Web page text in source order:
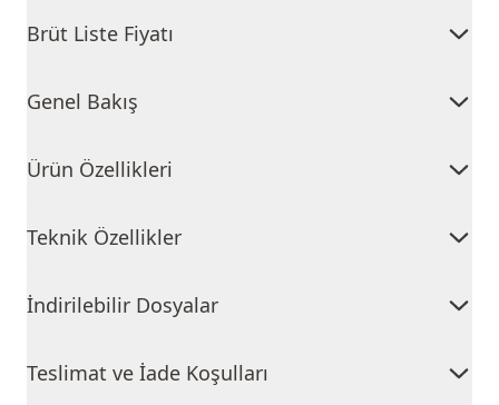
Brüt Liste Fiyatı
Genel Bakış
Ürün Özellikleri
Teknik Özellikler
İndirilebilir Dosyalar
Teslimat ve İade Koşulları